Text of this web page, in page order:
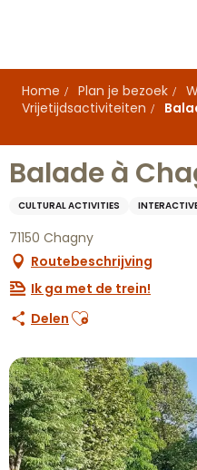
principal
Home
Plan je bezoek
Vrijetijdsactiviteiten
Balade à
CULTURAL ACTIVITIES
71150 Chagny
Routebeschrijving
Ik ga met de trein!
Delen Ajouter aux favoris